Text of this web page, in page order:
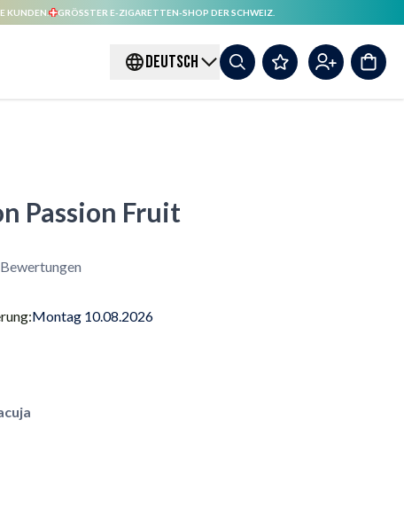
KUNDEN. GRÖSSTER E-ZIGARETTEN-SHOP DER SCHWEIZ.
DEUTSCH
Passion Fruit
Bewertungen
Montag 10.08.2026